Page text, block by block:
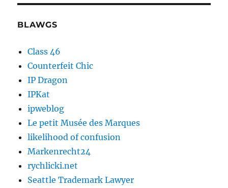
BLAWGS
Class 46
Counterfeit Chic
IP Dragon
IPKat
ipweblog
Le petit Musée des Marques
likelihood of confusion
Markenrecht24
rychlicki.net
Seattle Trademark Lawyer